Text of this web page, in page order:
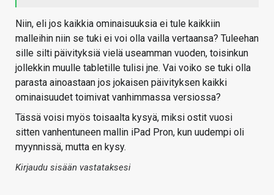
Niin, eli jos kaikkia ominaisuuksia ei tule kaikkiin
malleihin niin se tuki ei voi olla vailla vertaansa? Tuleehan
sille silti päivityksiä vielä useamman vuoden, toisinkun
jollekkin muulle tabletille tulisi jne. Vai voiko se tuki olla
parasta ainoastaan jos jokaisen päivityksen kaikki
ominaisuudet toimivat vanhimmassa versiossa?
Tässä voisi myös toisaalta kysyä, miksi ostit vuosi
sitten vanhentuneen mallin iPad Pron, kun uudempi oli
myynnissä, mutta en kysy.
Kirjaudu sisään vastataksesi